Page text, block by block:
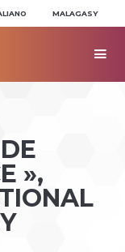
MALAGASY

»,